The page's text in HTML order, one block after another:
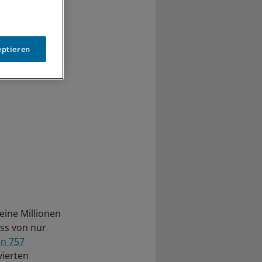
Millionen
von nur
757